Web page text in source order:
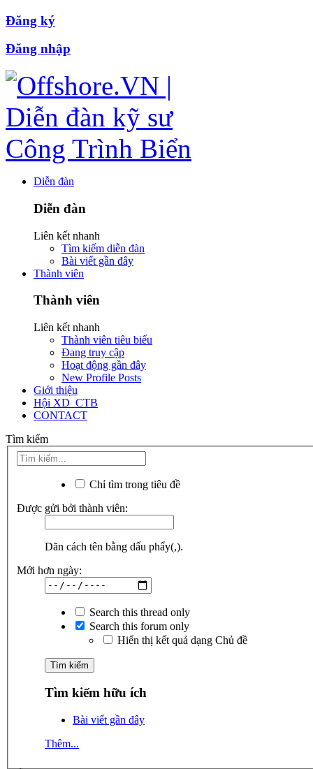
Đăng ký
Đăng nhập
Diễn đàn
Diễn đàn
Liên kết nhanh
Tìm kiếm diễn đàn
Bài viết gần đây
Thành viên
Thành viên
Liên kết nhanh
Thành viên tiêu biểu
Đang truy cập
Hoạt động gần đây
New Profile Posts
Giới thiệu
Hội XD_CTB
CONTACT
Tìm kiếm
Chỉ tìm trong tiêu đề
Được gửi bởi thành viên:
Dãn cách tên bằng dấu phẩy(,).
Mới hơn ngày:
Search this thread only
Search this forum only
Hiển thị kết quả dạng Chủ đề
Tìm kiếm hữu ích
Bài viết gần đây
Thêm...